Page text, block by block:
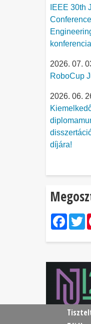
IEEE 30th
2026. 07.
RoboCup
2026. 06.
díjára!